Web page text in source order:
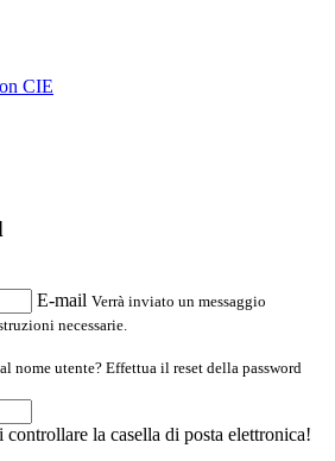
CIE
E-mail Verrà inviato un messaggio
necessarie.
nome utente? Effettua il reset della password
la casella di posta elettronica!